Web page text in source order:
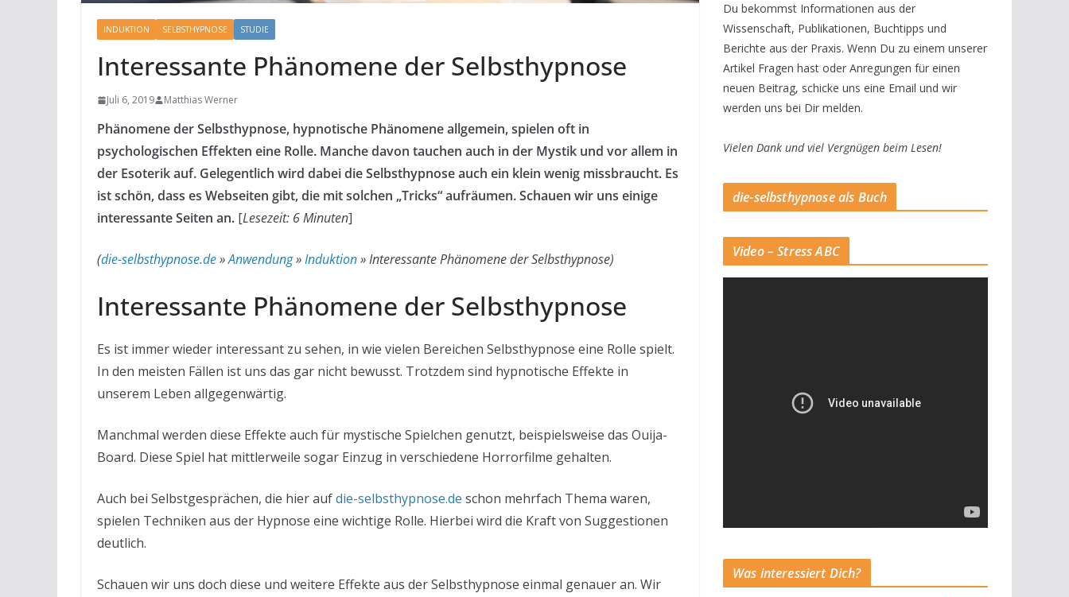
INDUKTION SELBSTHYPNOSE STUDIE
Interessante Phänomene der Selbsthypnose
Juli 6, 2019 Matthias Werner
Phänomene der Selbsthypnose, hypnotische Phänomene allgemein, spielen oft in
psychologischen Effekten eine Rolle. Manche davon tauchen auch in der Mystik und vor allem in
der Esoterik auf. Gelegentlich wird dabei die Selbsthypnose auch ein klein wenig missbraucht. Es
ist schön, dass es Webseiten gibt, die mit solchen „Tricks“ aufräumen. Schauen wir uns einige
interessante Seiten an. [Lesezeit: 6 Minuten]
(die-selbsthypnose.de»Anwendung»Induktion»Interessante Phänomene der Selbsthypnose)
Interessante Phänomene der Selbsthypnose
Es ist immer wieder interessant zu sehen, in wie vielen Bereichen Selbsthypnose eine Rolle spielt.
In den meisten Fällen ist uns das gar nicht bewusst. Trotzdem sind hypnotische Effekte in
unserem Leben allgegenwärtig.
Manchmal werden diese Effekte auch für mystische Spielchen genutzt, beispielsweise das Ouija-
Board. Diese Spiel hat mittlerweile sogar Einzug in verschiedene Horrorfilme gehalten.
Auch bei Selbstgesprächen, die hier aufdie-selbsthypnose.de schon mehrfach Thema waren,
spielen Techniken aus der Hypnose eine wichtige Rolle. Hierbei wird die Kraft von Suggestionen
deutlich.
Schauen wir uns doch diese und weitere Effekte aus der Selbsthypnose einmal genauer an. Wir
Du bekommst Informationen aus der
Wissenschaft, Publikationen, Buchtipps und
Berichte aus der Praxis. Wenn Du zu einem unserer
Artikel Fragen hast oder Anregungen für einen
neuen Beitrag, schicke uns eine Email und wir
werden uns bei Dir melden.
Vielen Dank und viel Vergnügen beim Lesen!
die-selbsthypnose als Buch
Video – Stress ABC
Was interessiert Dich?